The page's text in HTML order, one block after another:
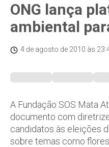
ONG lança
ambiental
4 de agosto de 2010 às
A Fundação SOS Mata
documento com
candidatos às eleições
sobre temas como